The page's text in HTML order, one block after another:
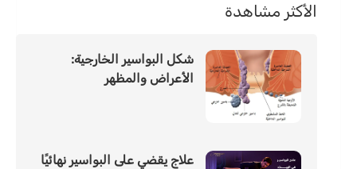
الأكثر مشاهدة
شكل البواسير الخارجية:
الأعراض والمظهر
علاج يقضي على البواسير نهائيًا